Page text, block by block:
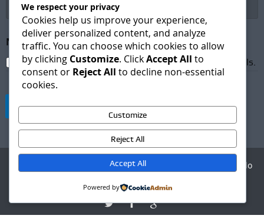
i
p
t
i
n
o
r
s
c
Newsletter Subscription*
I agree to receive newsletters and promotional emails.
Suscribirse
Agencia Digital - Desarrollo
We respect your privacy
Cookies help us improve your experience,
deliver personalized content, and analyze
traffic. You can choose which cookies to allow
by clicking Customize. ClickAccept All to
consent or Reject All to decline non-essential
cookies.
Customize
Reject All
Accept All
Powered by